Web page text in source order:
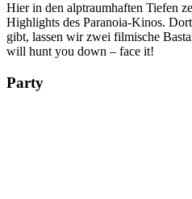
Hier in den alptraumhaften Tiefen
Highlights des Paranoia-Kinos.
gibt, lassen wir zwei filmische
will hunt you down – face it!
Party